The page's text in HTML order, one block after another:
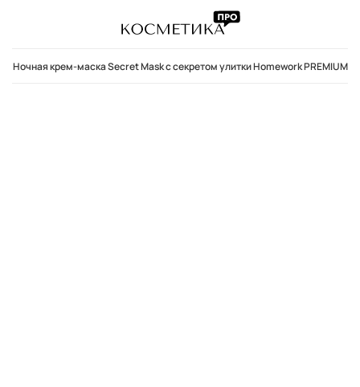
Ночная крем-маска Secret Mask с секретом улитки Homework PREMIUM